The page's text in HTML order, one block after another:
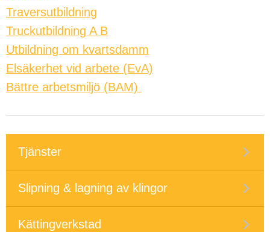
Traversutbildning
Truckutbildning A B
Utbildning om kvartsdamm
Elsäkerhet vid arbete (EvA)
Bättre arbetsmiljö (BAM)
Tjänster
Slipning & lagning av klingor
Kättingverkstad